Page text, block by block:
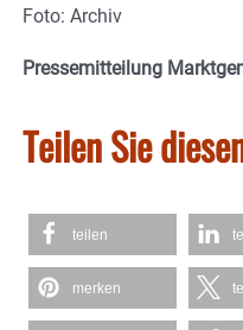
Foto: Archiv
Pressemitteilung
Teilen Sie
teilen
merken